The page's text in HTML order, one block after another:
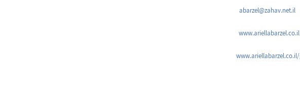
abarzel@zahav.net.il
www.ariellabarzel.co.il